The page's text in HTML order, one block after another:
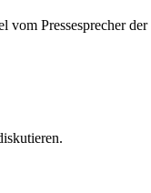
Pressesprecher